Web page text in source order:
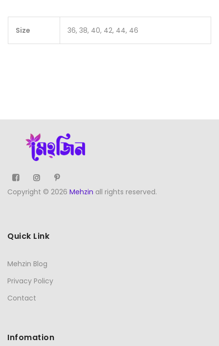
Size 36, 38, 40, 42, 44, 46
Copyright © 2026 Mehzin all rights reserved.
Quick Link
Mehzin Blog
Privacy Policy
Contact
Infomation